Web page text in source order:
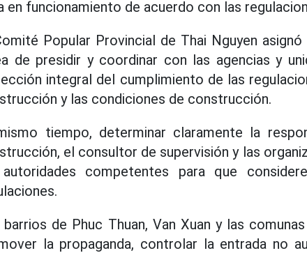
en funcionamiento de acuerdo con las
Popular Provincial de Thai Nguyen
de presidir y coordinar con las agencias y
integral del cumplimiento de las
y las condiciones de construcción.
tiempo, determinar claramente la
el consultor de supervisión y las
competentes para que
barrios de Phuc Thuan, Van Xuan y las
la propaganda, controlar la entrada no